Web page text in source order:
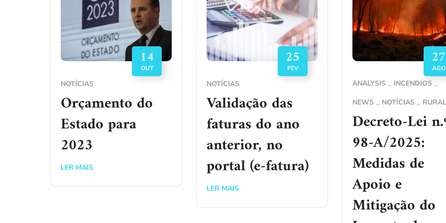
14
OUT
NOTÍCIAS
Orçamento do
Estado para
2023
LER MAIS
25
FEV
NOTÍCIAS
Validação das
faturas do ano
anterior, no
portal (e-fatura)
LER MAIS
27
AGO
ANALYSIS
INCENDIOS
NEWS
NOTÍCIAS RURAL
Decreto-Lei
98-A/2025:
Medidas de
Apoio e
Mitigação do